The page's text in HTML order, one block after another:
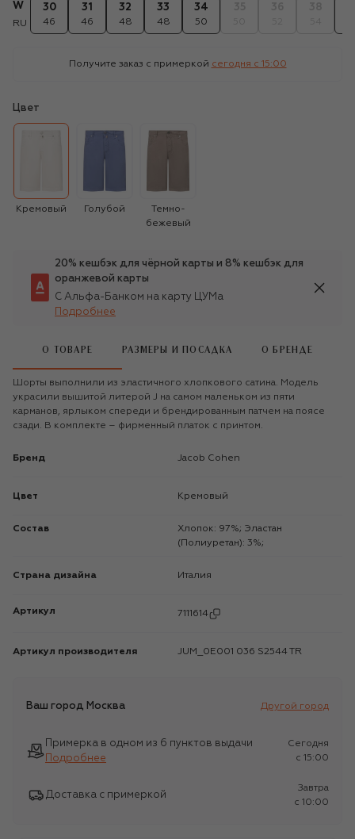
W
RU
30
46
31
46
32
48
33
48
34
50
Получите заказ с примеркой сегодня c 15:00
Цвет
Кремовый Голубой
Темно-
бежевый
20% кешбэк для чёрной карты и 8% кешбэк для
оранжевой карты
С Альфа-Банком на карту ЦУМа
Подробнее
О ТОВАРЕ РАЗМЕРЫ И ПОСАДКА О БРЕНДЕ
Шорты выполнили из эластичного хлопкового сатина. Модель
украсили вышитой литерой J на самом маленьком из пяти
карманов, ярлыком спереди и брендированным патчем на поясе
сзади. В комплекте – фирменный платок с принтом.
Бренд Jacob Cohen
Цвет Кремовый
Состав
Хлопок: 97%; Эластан
(Полиуретан): 3%;
Страна дизайна Италия
Артикул 7111614
Артикул производителя JUM_0E001 036 S2544 TR
Ваш город Москва Другой город
Примерка в одном из 6 пунктов выдачи
Подробнее
Сегодня
c 15:00
Доставка с примеркой
Завтра
c 10:00